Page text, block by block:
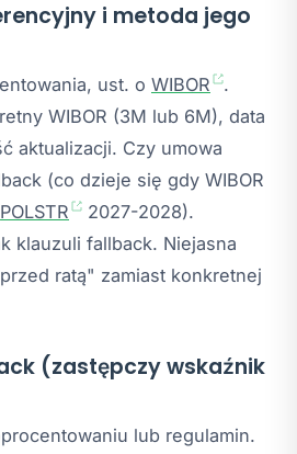
i metoda jego
ust. o WIBOR
.
WIBOR (3M lub 6M), data
aktualizacji. Czy umowa
(co dzieje się gdy WIBOR
POLSTR
2027-2028).
klauzuli fallback. Niejasna
ratą" zamiast konkretnej
(zastępczy wskaźnik
lub regulamin.